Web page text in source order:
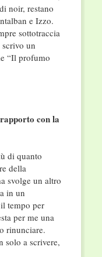
noir, restano
e Izzo.
sottotraccia
un
“Il profumo
con la
di quanto
della
svolge un altro
in un
tempo per
per me una
rinunciare.
solo a scrivere,